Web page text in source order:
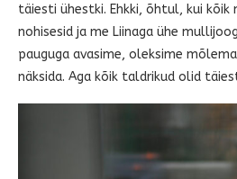
täiesti ühestki. Ehkki, õhtul, kui
nohisesid ja me Liinaga ühe
pauguga avasime, oleksime
näksida. Aga kõik taldrikud olid